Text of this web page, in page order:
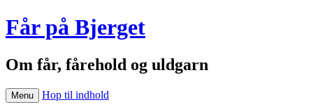
Får på Bjerget
Om får, fårehold og uldgarn
Menu Hop til indhold